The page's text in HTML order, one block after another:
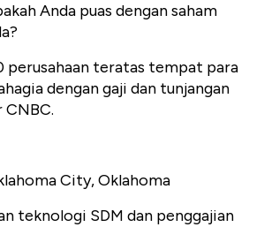
Anda puas dengan saham
perusahaan teratas tempat para
dengan gaji dan tunjangan
CNBC.
City, Oklahoma
teknologi SDM dan penggajian